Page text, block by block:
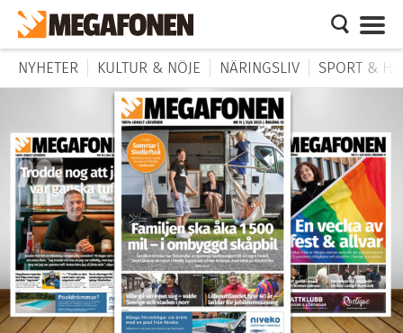
NYHETER KULTUR & NÖJE NÄRINGSLIV SPORT &